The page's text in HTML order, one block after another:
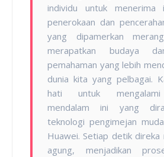
individu untuk menerima
penerokaan dan
yang dipamerkan
merapatkan budaya
pemahaman yang lebih
dunia kita yang pelbagai.
hati untuk
mendalam ini yang
teknologi pengimejan
Huawei. Setiap detik direka
agung, menjadikan